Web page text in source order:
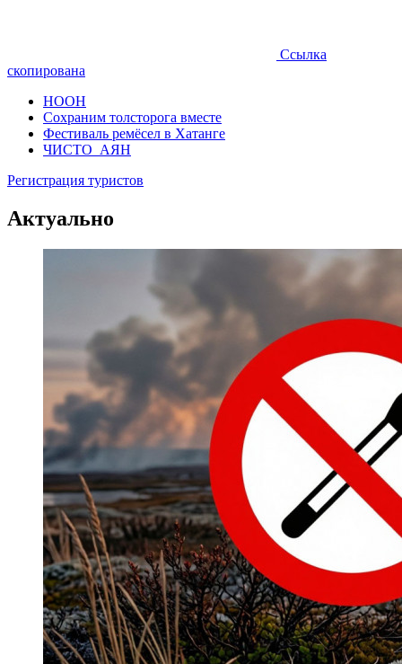
Ссылка
скопирована
НООН
Сохраним толсторога вместе
Фестиваль ремёсел в Хатанге
ЧИСТО_АЯН
Регистрация туристов
Актуально